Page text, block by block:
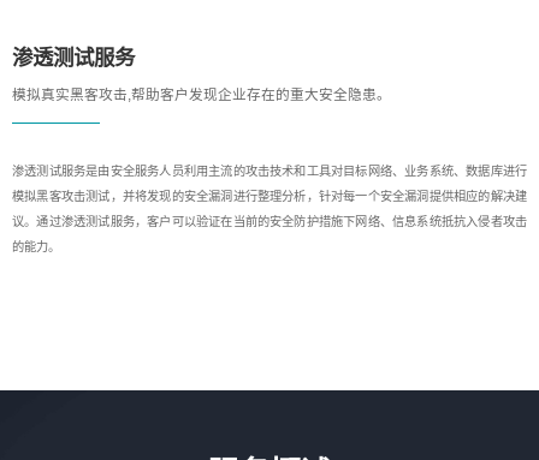
渗透测试服务
模拟真实黑客攻击,帮助客户发现企业存在的重大安全隐患。
渗透测试服务是由安全服务人员利用主流的攻击技术和工具对目标网络、业务系统、数据库进行
模拟黑客攻击测试，并将发现的安全漏洞进行整理分析，针对每一个安全漏洞提供相应的解决建
议。通过渗透测试服务，客户可以验证在当前的安全防护措施下网络、信息系统抵抗入侵者攻击
的能力。